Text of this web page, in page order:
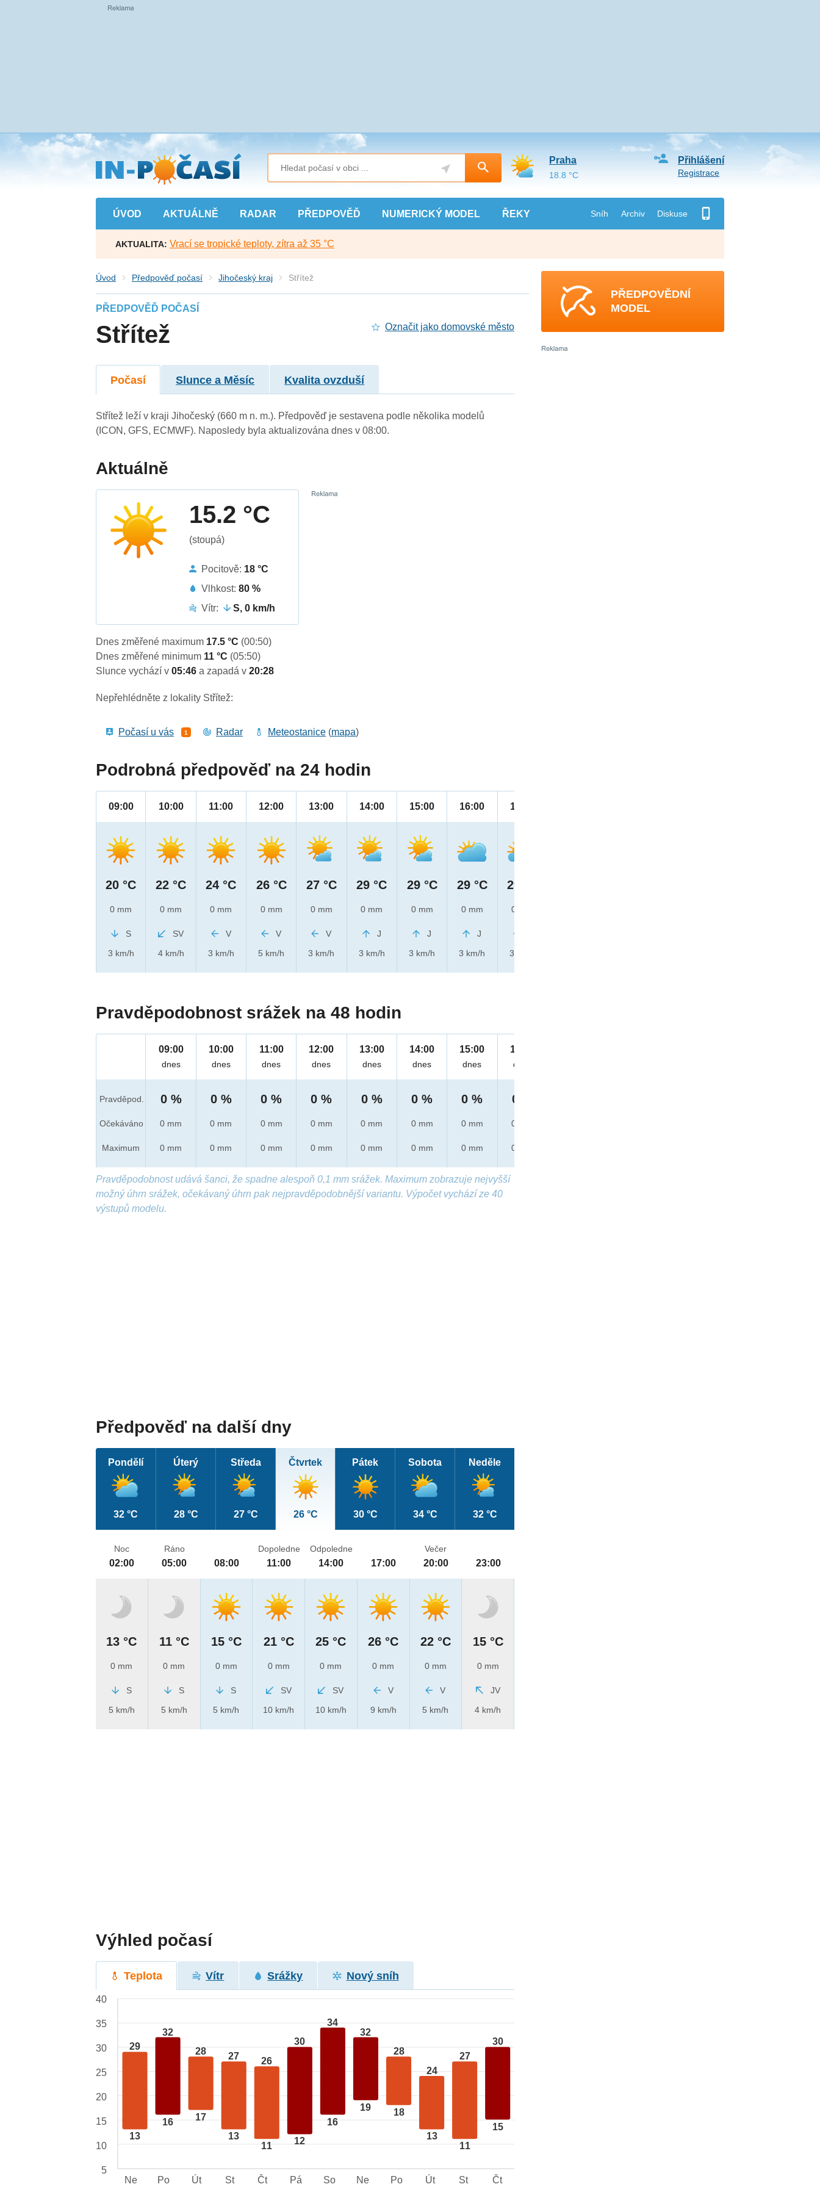
Přejít
na
hlavní
obsah
ÚVOD AKTUÁLNĚ RADAR PŘEDPOVĚĎ NUMERICKÝ MODEL ŘEKY Sníh Archiv Diskuse
Přihlášení
Registrace
Praha
18.8 °C
AKTUALITA: Vrací se tropické teploty, zítra až 35 °C
Úvod Předpověď počasí Jihočeský kraj Střítež
PŘEDPOVĚĎ POČASÍ
Střítež Označit jako domovské město
Počasí Slunce a Měsíc Kvalita ovzduší
Střítež leží v kraji Jihočeský (660 m n. m.). Předpověď je sestavena podle několika modelů
(ICON, GFS, ECMWF). Naposledy byla aktualizována dnes v 08:00.
Aktuálně
15.2 °C
(stoupá)
Pocitově: 18 °C
Vlhkost:80 %
Vítr:
S, 0 km/h
Dnes změřené maximum 17.5 °C (00:50)
Dnes změřené minimum 11 °C (05:50)
Slunce vychází v05:46a zapadá v20:28
Nepřehlédněte z lokality Střítež:
Počasí u vás 1 Radar Meteostanice (mapa)
Podrobná předpověď na 24 hodin
09:00
20 °C
0 mm
S
3 km/h
10:00
22 °C
0 mm
SV
4 km/h
11:00
24 °C
0 mm
V
3 km/h
12:00
26 °C
0 mm
V
5 km/h
13:00
27 °C
0 mm
V
3 km/h
14:00
29 °C
0 mm
J
3 km/h
15:00
29 °C
0 mm
J
3 km/h
16:00
29 °C
0 mm
J
3 km/h
17:00
29 °C
0 mm
3 km/h
Pravděpodobnost srážek na 48 hodin
Pravděpod.
Očekáváno
Maximum
09:00
dnes
0 %
0 mm
0 mm
10:00
dnes
0 %
0 mm
0 mm
11:00
dnes
0 %
0 mm
0 mm
12:00
dnes
0 %
0 mm
0 mm
13:00
dnes
0 %
0 mm
0 mm
14:00
dnes
0 %
0 mm
0 mm
15:00
dnes
0 %
0 mm
0 mm
16:00
dnes
0 %
0 mm
0 mm
Pravděpodobnost udává šanci, že spadne alespoň 0,1 mm srážek. Maximum zobrazuje nejvyšší
možný úhrn srážek, očekávaný úhrn pak nejpravděpodobnější variantu. Výpočet vychází ze 40
výstupů modelu.
Předpověď na další dny
Pondělí
32 °C
Úterý
28 °C
Středa
27 °C
Čtvrtek
26 °C
Pátek
30 °C
Sobota
34 °C
Neděle
32 °C
Noc
02:00
13 °C
0 mm
S
5 km/h
Ráno
05:00
11 °C
0 mm
S
5 km/h
08:00
15 °C
0 mm
S
5 km/h
Dopoledne
11:00
21 °C
0 mm
SV
10 km/h
Odpoledne
14:00
25 °C
0 mm
SV
10 km/h
17:00
26 °C
0 mm
V
9 km/h
Večer
20:00
22 °C
0 mm
V
5 km/h
23:00
15 °C
0 mm
JV
4 km/h
Výhled počasí
Teplota Vítr Srážky Nový sníh
29
13
32
16
28
17
27
13
26
11
30
12
34
16
32
19
28
18
24
13
27
11
30
15
40
35
30
25
20
15
10
5
Ne
Po Út St Čt Pá So Ne Po Út St Čt
PŘEDPOVĚDNÍ
MODEL